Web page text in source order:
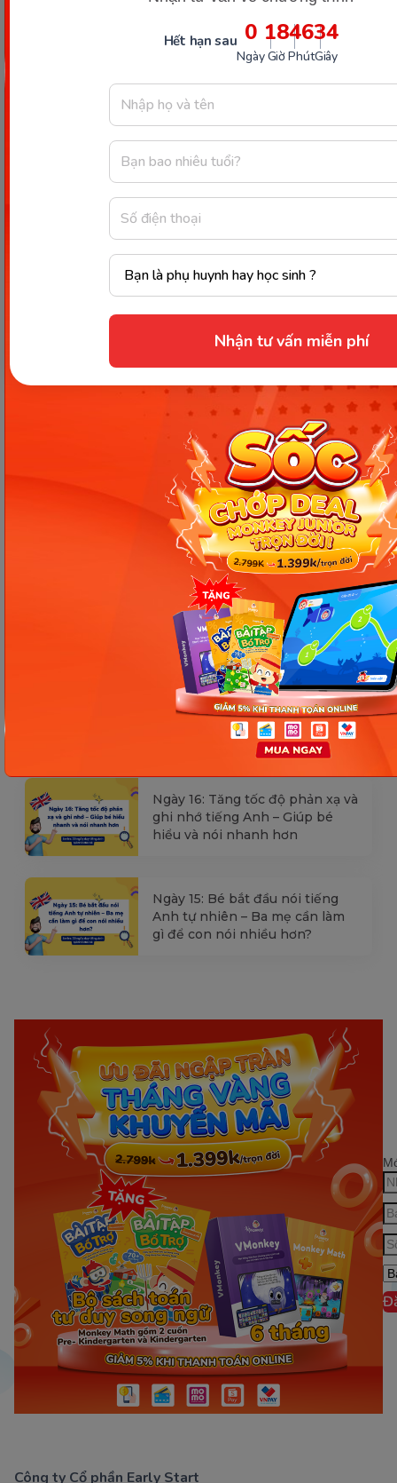
Hết hạn sau 0
Ngày
18
Giờ
46
Phút
33
Giây
Nhận tư vấn miễn phí
Chia sẻ ngay
Thông tin trong bài viết được tổng hợp nhằm
mục đích tham khảo và có thể thay đổi mà
không cần báo trước. Quý khách vui lòng
kiểm tra lại qua các kênh chính thức hoặc liên
hệ trực tiếp với đơn vị liên quan để nắm bắt
tình hình thực tế.
Các Bài Viết Mới Nhất
[Thảo luận] Cơn thịnh nộ (ăn
vạ) của trẻ | Kỷ luật tích cực #17
Ngày 18: Vì sao bé nhanh quên
từ tiếng Anh? Cách giúp con
nhớ lâu mà không cần học
nhiều
Ngày 17: Bé nhận diện từ nhanh
qua hình ảnh – Chìa khóa giúp
con hiểu ngay không cần dịch
Ngày 16: Tăng tốc độ phản xạ và
ghi nhớ tiếng Anh – Giúp bé
hiểu và nói nhanh hơn
Ngày 15: Bé bắt đầu nói tiếng
Anh tự nhiên – Ba mẹ cần làm
gì để con nói nhiều hơn?
Công ty Cổ phần Early Start